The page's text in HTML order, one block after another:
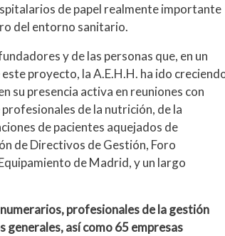
de papel realmente importante
del entorno sanitario.
y de las personas que, en un
proyecto, la A.E.H.H. ha ido
su presencia activa en reuniones con
de la nutrición, de la
de pacientes aquejados de
de Directivos de Gestión, Foro
de Madrid, y un largo
profesionales de la gestión
generales, así como 65 empresas